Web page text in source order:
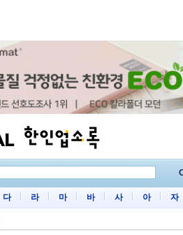
다 라 마 바 사 아 자